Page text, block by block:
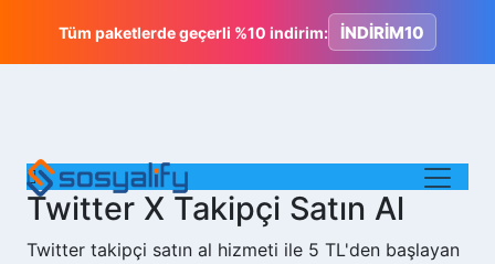
Tüm paketlerde geçerli %10 indirim: İNDİRİM10
Twitter X Takipçi Satın Al
Twitter takipçi satın al hizmeti ile 5 TL'den başlayan